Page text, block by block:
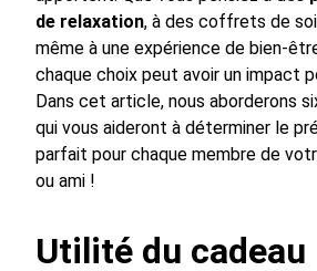
de relaxation, à des coffrets de
même à une expérience de bien-
chaque choix peut avoir un impact
Dans cet article, nous aborderons
qui vous aideront à déterminer le
parfait pour chaque membre de
ou ami !
Utilité du cadeau